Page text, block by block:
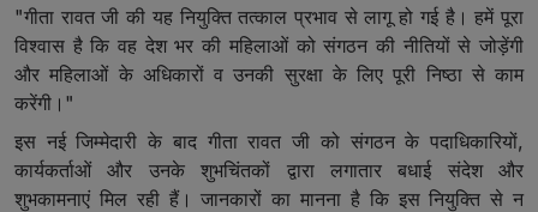
"गीता रावत जी की यह नियुक्ति तत्काल प्रभाव से लागू हो गई है। हमें पूरा
विश्वास है कि वह देश भर की महिलाओं को संगठन की नीतियों से जोड़ेंगी
और महिलाओं के अधिकारों व उनकी सुरक्षा के लिए पूरी निष्ठा से काम
करेंगी।"
इस नई जिम्मेदारी के बाद गीता रावत जी को संगठन के पदाधिकारियों,
कार्यकर्ताओं और उनके शुभचिंतकों द्वारा लगातार बधाई संदेश और
शुभकामनाएं मिल रही हैं। जानकारों का मानना है कि इस नियुक्ति से न